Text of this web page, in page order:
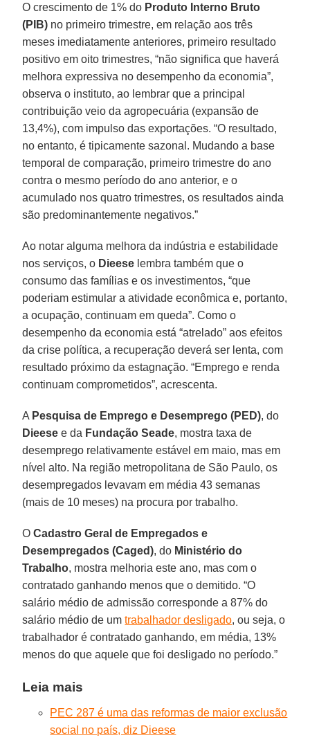
O crescimento de 1% do Produto Interno Bruto
(PIB) no primeiro trimestre, em relação aos três
meses imediatamente anteriores, primeiro resultado
positivo em oito trimestres, “não significa que haverá
melhora expressiva no desempenho da economia”,
observa o instituto, ao lembrar que a principal
contribuição veio da agropecuária (expansão de
13,4%), com impulso das exportações. “O resultado,
no entanto, é tipicamente sazonal. Mudando a base
temporal de comparação, primeiro trimestre do ano
contra o mesmo período do ano anterior, e o
acumulado nos quatro trimestres, os resultados ainda
são predominantemente negativos.”
Ao notar alguma melhora da indústria e estabilidade
nos serviços, o Dieese lembra também que o
consumo das famílias e os investimentos, “que
poderiam estimular a atividade econômica e, portanto,
a ocupação, continuam em queda”. Como o
desempenho da economia está “atrelado” aos efeitos
da crise política, a recuperação deverá ser lenta, com
resultado próximo da estagnação. “Emprego e renda
continuam comprometidos”, acrescenta.
A Pesquisa de Emprego e Desemprego (PED), do
Dieese e da Fundação Seade, mostra taxa de
desemprego relativamente estável em maio, mas em
nível alto. Na região metropolitana de São Paulo, os
desempregados levavam em média 43 semanas
(mais de 10 meses) na procura por trabalho.
OCadastro Geral de Empregados e
Desempregados (Caged), do Ministério do
Trabalho, mostra melhoria este ano, mas com o
contratado ganhando menos que o demitido. “O
salário médio de admissão corresponde a 87% do
salário médio de umtrabalhador desligado, ou seja, o
trabalhador é contratado ganhando, em média, 13%
menos do que aquele que foi desligado no período.”
Leia mais
PEC 287 é uma das reformas de maior exclusão
social no país, diz Dieese